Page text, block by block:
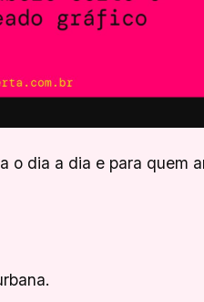
o dia a dia e para quem